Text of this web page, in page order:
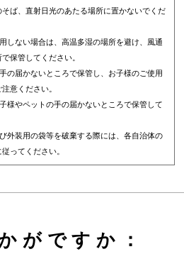
そば、直射日光のあたる場所に置かないでくだ
しない場合は、高温多湿の場所を避け、風通
保管してください。
の届かないところで保管し、お子様のご使用
意ください。
様やペットの手の届かないところで保管して
外装用の袋等を破棄する際には、各自治体の
ってください。
がですか：